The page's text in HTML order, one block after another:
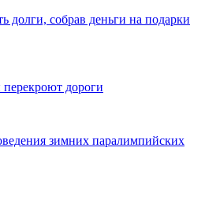
долги, собрав деньги на подарки
дороги
зимних паралимпийских